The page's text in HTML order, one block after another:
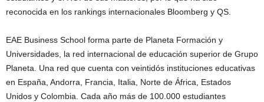
reconocida en los rankings internacionales Bloomberg y QS.
EAE Business School forma parte de Planeta Formación y
Universidades, la red internacional de educación superior de Grupo
Planeta. Una red que cuenta con veintidós instituciones educativas
en España, Andorra, Francia, Italia, Norte de África, Estados
Unidos y Colombia. Cada año más de 100.000 estudiantes